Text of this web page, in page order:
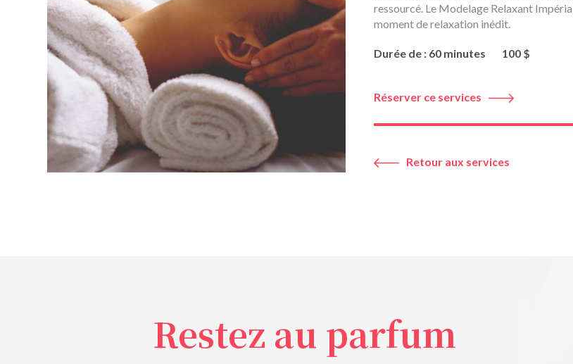
Bijoux et Verre soufflé
ressourcé. Le Modelage Relaxant
moment de relaxation inédit.
Durée de : 60 minutes 100 $
Réserver ce services
Retour aux services
Restez au parfum